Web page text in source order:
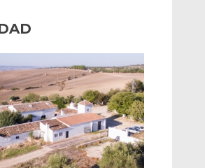
nazis
Bornos
Ubrique, febrero-julio
La alfabetización en el